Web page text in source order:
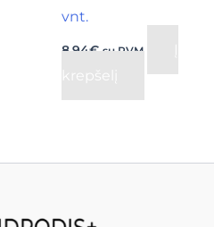
vnt.
8,94€ su PVM
Į
krepšelį